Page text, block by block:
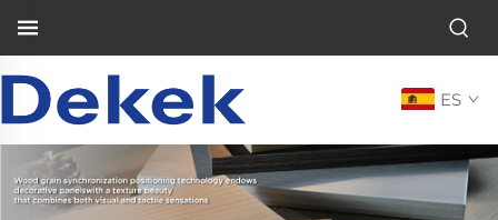
ES